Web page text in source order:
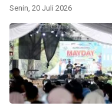
Senin, 20 Juli 2026